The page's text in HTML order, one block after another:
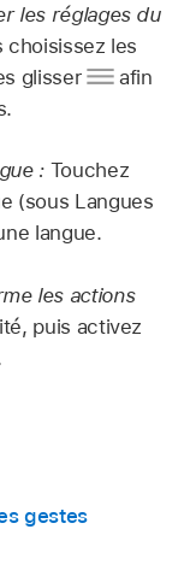
les réglages du
choisissez les
glisser
afin
: Touchez
(sous Langues
langue.
les actions
puis activez
gestes